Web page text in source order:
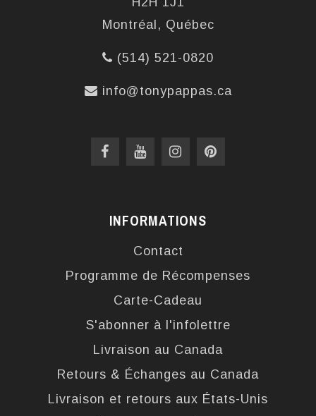
Montréal, Québec
(514) 521-0820
info@tonypappas.ca
INFORMATIONS
Contact
Programme de Récompenses
Carte-Cadeau
S'abonner à l'infolettre
Livraison au Canada
Retours & Échanges au Canada
Livraison et retours aux États-Unis